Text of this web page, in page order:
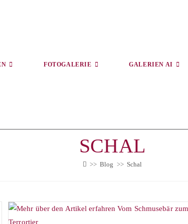
FOTOGALERIE GALERIEN AI
SCHAL
>> Blog >> Schal